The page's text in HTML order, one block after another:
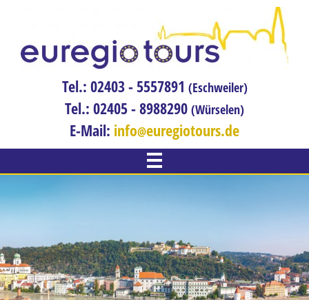
Tel.: 02403 - 5557891 (Eschweiler)
Tel.: 02405 - 8988290 (Würselen)
E-Mail: info euregiotours.de
Bahnreisen
Blumenreise